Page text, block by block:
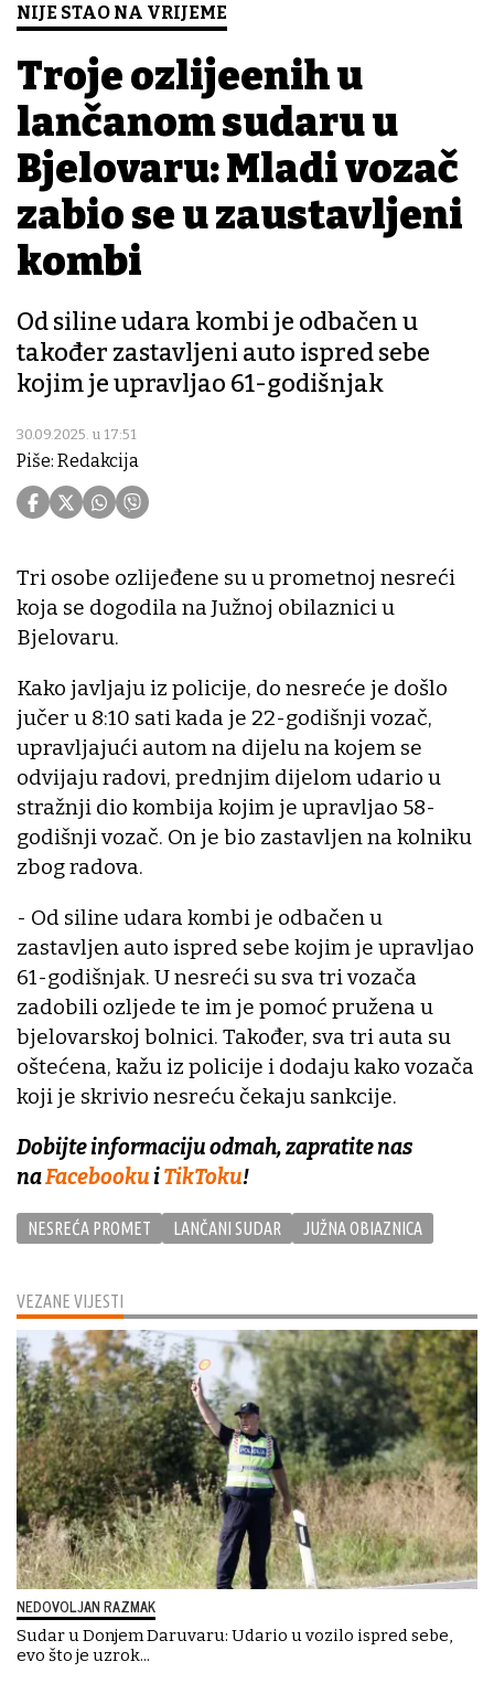
NIJE STAO NA VRIJEME
Troje ozlijeđenih u
lančanom sudaru u
Bjelovaru: Mladi vozač
zabio se u zaustavljeni
kombi
Od siline udara kombi je odbačen u
također zastavljeni auto ispred sebe
kojim je upravljao 61-godišnjak
30.09.2025. u 17:51
Piše: Redakcija
VEZANE VIJESTI
NEDOVOLJAN RAZMAK
Sudar u Donjem Daruvaru: Udario u vozilo ispred sebe,
evo što je uzrok...
Tri osobe ozlijeđene su u prometnoj nesreći
koja se dogodila na Južnoj obilaznici u
Bjelovaru.
Kako javljaju iz policije, do nesreće je došlo
jučer u 8:10 sati kada je 22-godišnji vozač,
upravljajući autom na dijelu na kojem se
odvijaju radovi, prednjim dijelom udario u
stražnji dio kombija kojim je upravljao 58-
godišnji vozač. On je bio zastavljen na kolniku
zbog radova.
- Od siline udara kombi je odbačen u
zastavljen auto ispred sebe kojim je upravljao
61-godišnjak. U nesreći su sva tri vozača
zadobili ozljede te im je pomoć pružena u
bjelovarskoj bolnici. Također, sva tri auta su
oštećena, kažu iz policije i dodaju kako vozača
koji je skrivio nesreću čekaju sankcije.
Dobijte informaciju odmah, zapratite nas
naFacebookuiTikToku!
NESREĆA PROMET LANČANI SUDAR JUŽNA OBIAZNICA